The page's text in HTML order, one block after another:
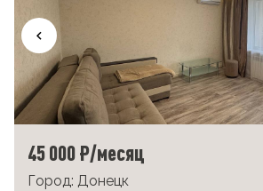
45 000 ₽/месяц
Город: Донецк